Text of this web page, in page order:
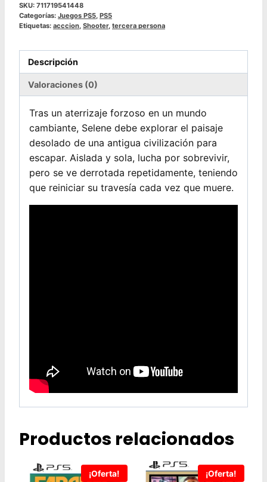
SKU: 711719541448
Categorías: Juegos PS5 PS5
Etiquetas: acccion Shooter, tercera persona
Descripción
Valoraciones (0)
Tras un aterrizaje forzoso en un mundo
cambiante, Selene debe explorar el paisaje
desolado de una antigua civilización para
escapar. Aislada y sola, lucha por sobrevivir,
pero se ve derrotada repetidamente, teniendo
que reiniciar su travesía cada vez que muere.
Productos relacionados
¡Oferta! ¡Oferta!